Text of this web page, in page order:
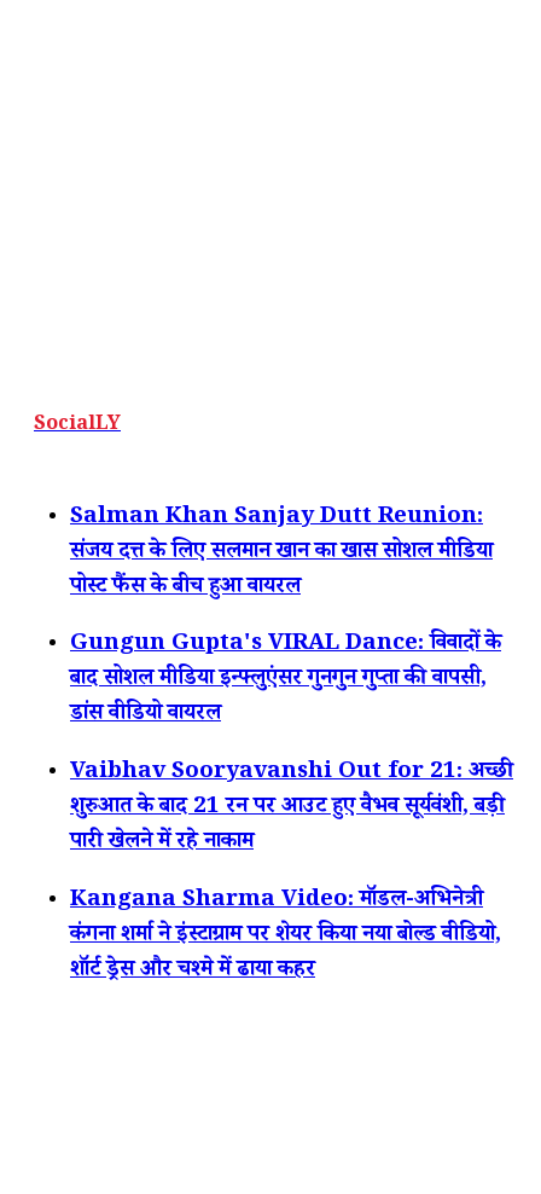
SocialLY
Salman Khan Sanjay Dutt Reunion:
संजय दत्त के लिए सलमान खान का खास सोशल मीडिया
पोस्ट फैंस के बीच हुआ वायरल
Gungun Gupta's VIRAL Dance: विवादों के
बाद सोशल मीडिया इन्फ्लुएंसर गुनगुन गुप्ता की वापसी,
डांस वीडियो वायरल
Vaibhav Sooryavanshi Out for 21: अच्छी
शुरुआत के बाद 21 रन पर आउट हुए वैभव सूर्यवंशी, बड़ी
पारी खेलने में रहे नाकाम
Kangana Sharma Video: मॉडल-अभिनेत्री
कंगना शर्मा ने इंस्टाग्राम पर शेयर किया नया बोल्ड वीडियो,
शॉर्ट ड्रेस और चश्मे में ढाया कहर